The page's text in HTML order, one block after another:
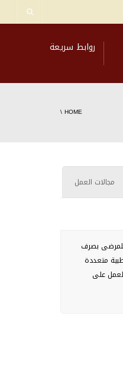
روابط سريعة
HOME
\
مجالات العمل
للمرضى بصرف
متعددة
على